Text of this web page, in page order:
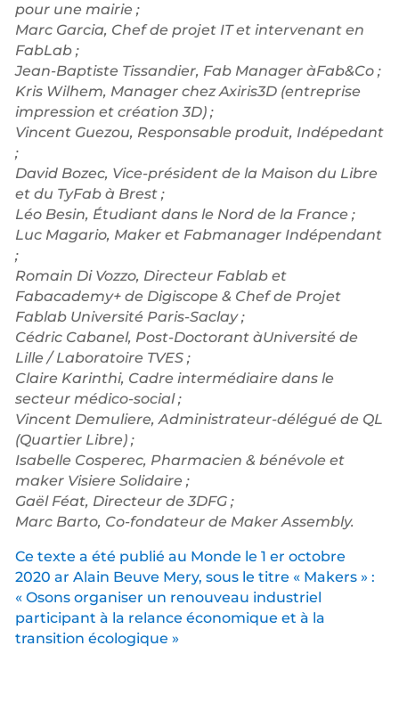
pour une mairie ;
Marc Garcia, Chef de projet IT et intervenant en
FabLab ;
Jean-Baptiste Tissandier, Fab Manager àFab&Co ;
Kris Wilhem, Manager chez Axiris3D (entreprise
impression et création 3D) ;
Vincent Guezou, Responsable produit, Indépedant
;
David Bozec, Vice-président de la Maison du Libre
et du TyFab à Brest ;
Léo Besin, Étudiant dans le Nord de la France ;
Luc Magario, Maker et Fabmanager Indépendant
;
Romain Di Vozzo, Directeur Fablab et
Fabacademy+ de Digiscope & Chef de Projet
Fablab Université Paris-Saclay ;
Cédric Cabanel, Post-Doctorant àUniversité de
Lille / Laboratoire TVES ;
Claire Karinthi, Cadre intermédiaire dans le
secteur médico-social ;
Vincent Demuliere, Administrateur-délégué de QL
(Quartier Libre) ;
Isabelle Cosperec, Pharmacien & bénévole et
maker Visiere Solidaire ;
Gaël Féat, Directeur de 3DFG ;
Marc Barto, Co-fondateur de Maker Assembly.
Ce texte a été publié au Monde le 1 er octobre
2020 ar Alain Beuve Mery, sous le titre « Makers » :
« Osons organiser un renouveau industriel
participant à la relance économique et à la
transition écologique »